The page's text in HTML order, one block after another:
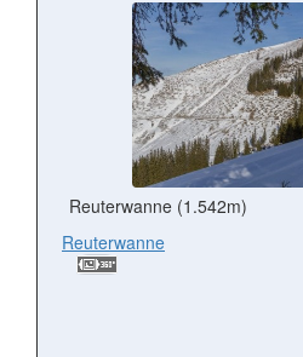
Reuterwanne (1.542m)
Reuterwanne